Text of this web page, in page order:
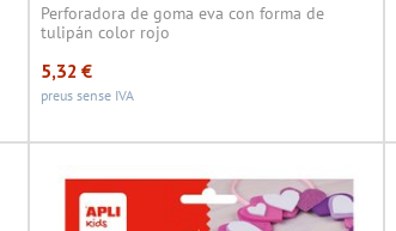
Perforadora de goma eva con forma de
tulipán color rojo
5,32 €
preus sense IVA